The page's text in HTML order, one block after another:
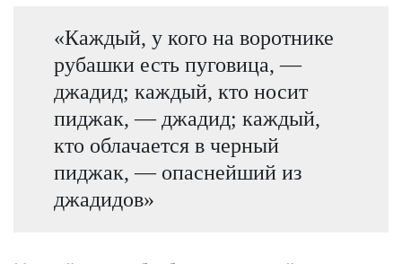
«Каждый, у кого на воротнике
рубашки есть пуговица, —
джадид; каждый, кто носит
пиджак, — джадид; каждый,
кто облачается в черный
пиджак, — опаснейший из
джадидов»